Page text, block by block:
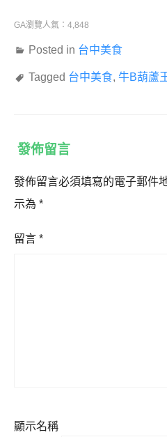
GA瀏覽人氣：4,848
Posted in 台中美食
Tagged 台中美食, 牛B葫蘆
發佈留言
發佈留言必須填寫的電子郵件
示為 *
留言 *
顯示名稱